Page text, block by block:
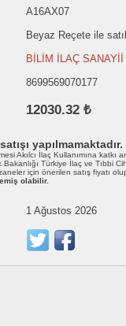
A16AX07
Beyaz Reçete ile
BİLİM İLAÇ
8699569070177
12030.32 ₺
yapılmamaktadır.
Akılcı İlaç Kullanımına katkı
Bakanlığı Türkiye İlaç ve Tıbbi
için önerilen satış fiyatı
olabilir.
1 Ağustos 2026